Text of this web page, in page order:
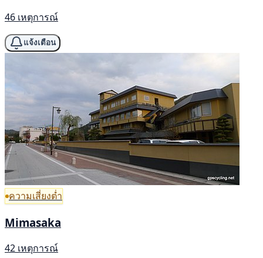
46 เหตุการณ์
แจ้งเตือน
ความเสี่ยงต่ำ
Mimasaka
42 เหตุการณ์